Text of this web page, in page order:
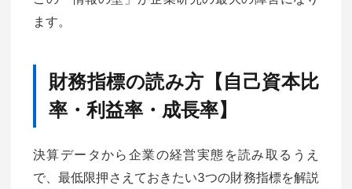
ます。
財務指標の読み方【自己資本比
率・利益率・成長率】
決算データから企業の経営実態を読み取るうえ
で、最低限押さえておきたい3つの財務指標を解説